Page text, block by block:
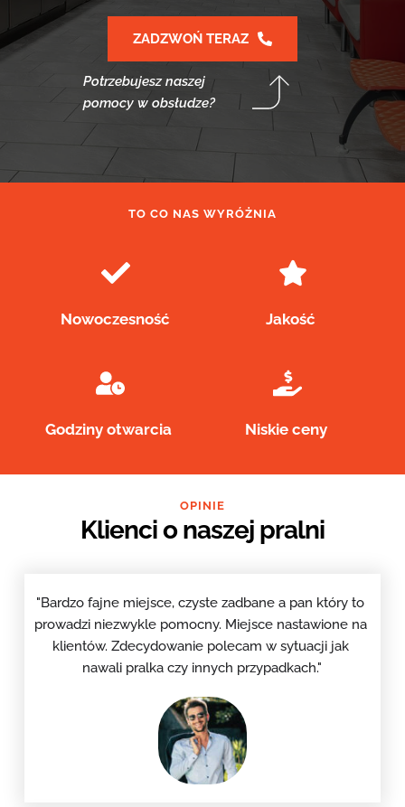
ZADZWOŃ TERAZ
Potrzebujesz naszej
pomocy w obsłudze?
TO CO NAS WYRÓŻNIA
Nowoczesność Jakość
Godziny otwarcia Niskie ceny
OPINIE
Klienci o naszej pralni
"Bardzo fajne miejsce, czyste zadbane a pan który to
prowadzi niezwykle pomocny. Miejsce nastawione na
klientów. Zdecydowanie polecam w sytuacji jak
nawali pralka czy innych przypadkach."